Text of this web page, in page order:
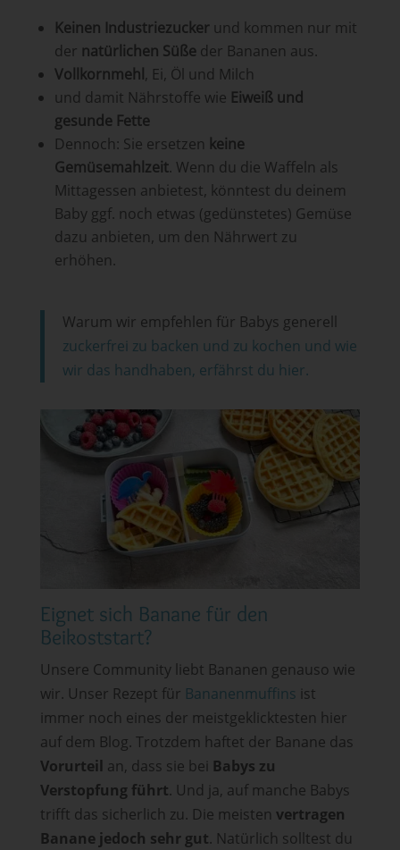
Keinen Industriezuckerund kommen nur mit
der natürlichen Süßeder Bananen aus.
Vollkornmehl , Ei, Öl und Milch
und damit Nährstoffe wie Eiweiß und
gesunde Fette
Dennoch: Sie ersetzen keine
Gemüsemahlzeit. Wenn du die Waffeln als
Mittagessen anbietest, könntest du deinem
Baby ggf. noch etwas (gedünstetes) Gemüse
dazu anbieten, um den Nährwert zu
erhöhen.
Warum wir empfehlen für Babys generell
zuckerfrei zu backen und zu kochen und wie
wir das handhaben, erfährst du hier.
Eignet sich Banane für den
Beikoststart?
Unsere Community liebt Bananen genauso wie
wir. Unser Rezept für Bananenmuffins ist
immer noch eines der meistgeklicktesten hier
auf dem Blog. Trotzdem haftet der Banane das
Vorurteil an, dass sie bei Babys zu
Verstopfung führt. Und ja, auf manche Babys
trifft das sicherlich zu. Die meisten vertragen
Banane jedoch sehr gut. Natürlich solltest du